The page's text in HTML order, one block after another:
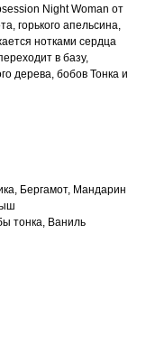
Night Woman от
горького апельсина,
нотками сердца
в базу,
дерева, бобов Тонка и
Бергамот, Мандарин
тонка, Ваниль